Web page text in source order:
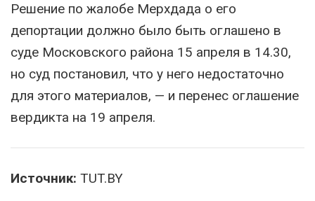
Решение по жалобе Мерхдада о его
депортации должно было быть оглашено в
суде Московского района 15 апреля в 14.30,
но суд постановил, что у него недостаточно
для этого материалов, — и перенес оглашение
вердикта на 19 апреля.
Источник: TUT.BY